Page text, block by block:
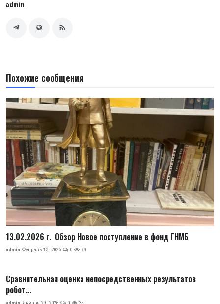
admin
Похожие сообщения
13.02.2026 г. Обзор Новое поступление в фонд ГНМБ
admin Февраль 13, 2026 0 98
Сравнительная оценка непосредственных результатов
робот...